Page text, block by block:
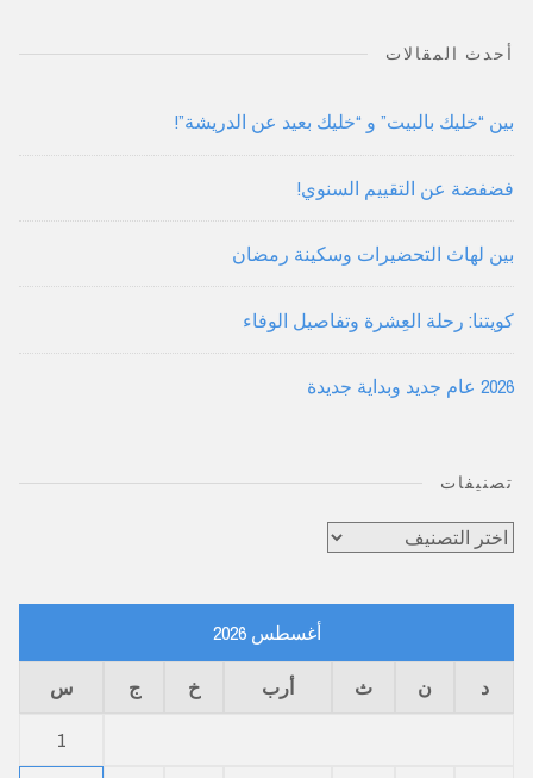
أحدث المقالات
بين “خليك بالبيت” و “خليك بعيد عن الدريشة”!
فضفضة عن التقييم السنوي!
بين لهاث التحضيرات وسكينة رمضان
كويتنا: رحلة العِشرة وتفاصيل الوفاء
2026 عام جديد وبداية جديدة
تصنيفات
تصنيفات
أغسطس 2026
د ن ث أرب خ ج
س
1